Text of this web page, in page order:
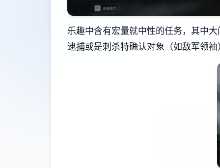
乐趣中含有宏量就中性的任务，其中
逮捕或是刺杀特确认对象（如敌军领